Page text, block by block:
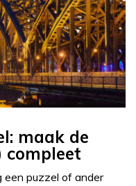
maak de
compleet
een puzzel of ander